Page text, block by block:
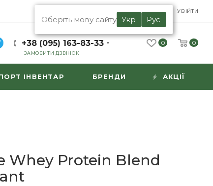
RU
Оберіть мову сайту Укр Рус
УВІЙТИ
+38 (095) 163-83-33
ЗАМОВИТИ ДЗВІНОК
0 0
ІНВЕНТАР БРЕНДИ АКЦІЇ
Whey Protein Blend